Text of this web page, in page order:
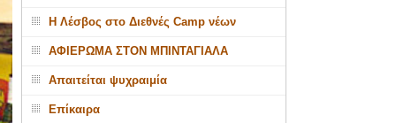
Η Λέσβος στο Διεθνές Camp νέων
ΑΦΙΕΡΩΜΑ ΣΤΟΝ ΜΠΙΝΤΑΓΙΑΛΑ
Απαιτείται ψυχραιμία
Επίκαιρα